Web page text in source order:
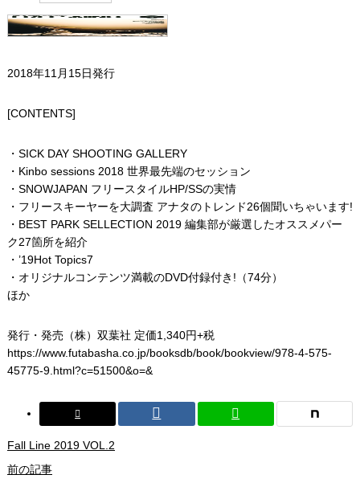
2018年11月15日発行
[CONTENTS]
・SICK DAY SHOOTING GALLERY
・Kinbo sessions 2018 世界最先端のセッション
・SNOWJAPAN フリースタイルHP/SSの実情
・フリースキーヤーを大調査 アナタのトレンド26個聞いちゃいます!
・BEST PARK SELLECTION 2019 編集部が厳選したオススメパー
ク27箇所を紹介
・’19Hot Topics7
・オリジナルコンテンツ満載のDVD付録付き!（74分）
ほか
発行・発売（株）双葉社 定価1,340円+税
https://www.futabasha.co.jp/booksdb/book/bookview/978-4-575-
45775-9.html?c=51500&o=&
Fall Line 2019 VOL.2
前の記事